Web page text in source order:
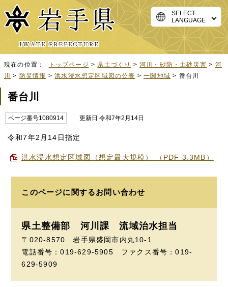
SELECT
LANGUAGE
現在の位置： トップページ > 県土づくり >河川・砂防・土砂災害 > 河
川
> 防災情報 >洪水浸水想定区域図の公表 >一関地域 > 番台川
番台川
ページ番号1080914 更新日 令和7年2月14日
令和7年2月14日指定
洪水浸水想定区域図（想定最大規模） （PDF 3.3MB）
このページに関するお問い合わせ
県土整備部 河川課 流域治水担当
〒020-8570 岩手県盛岡市内丸10-1
電話番号：019-629-5905 ファクス番号：019-
629-5909